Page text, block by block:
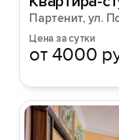
Партенит, ул.
Цена за сутки
от 4000